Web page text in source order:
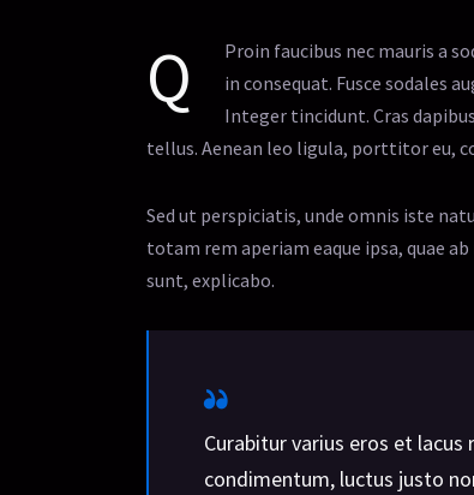
Q
Proin faucibus nec mauris a
in consequat. Fusce sodales
Integer tincidunt. Cras
tellus. Aenean leo ligula, porttitor eu,
Sed ut perspiciatis, unde omnis iste
totam rem aperiam eaque ipsa, quae
sunt, explicabo.
Curabitur varius eros et
condimentum, luctus justo